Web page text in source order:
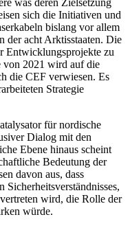
was deren Zielsetzung
sich die Initiativen und
bislang vor allem
der acht Arktisstaaten. Die
Entwicklungs­projekte zu
von 2021 wird auf die
die CEF ver­wiesen. Es
Strategie
für nordische
Dialog mit den
Ebene hinaus scheint
Bedeutung der
davon aus, dass
Sicherheitsverständnisses,
wird, die Rolle der
würde.